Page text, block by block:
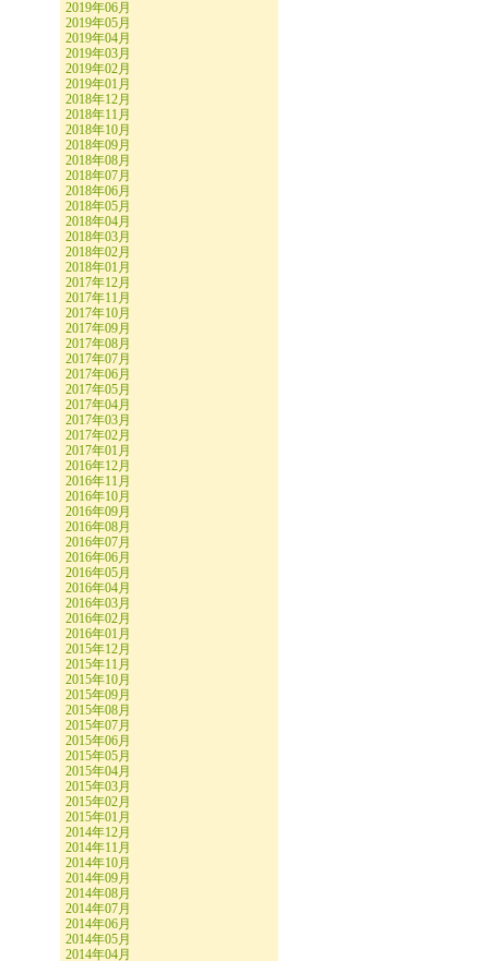
2019年06月
2019年05月
2019年04月
2019年03月
2019年02月
2019年01月
2018年12月
2018年11月
2018年10月
2018年09月
2018年08月
2018年07月
2018年06月
2018年05月
2018年04月
2018年03月
2018年02月
2018年01月
2017年12月
2017年11月
2017年10月
2017年09月
2017年08月
2017年07月
2017年06月
2017年05月
2017年04月
2017年03月
2017年02月
2017年01月
2016年12月
2016年11月
2016年10月
2016年09月
2016年08月
2016年07月
2016年06月
2016年05月
2016年04月
2016年03月
2016年02月
2016年01月
2015年12月
2015年11月
2015年10月
2015年09月
2015年08月
2015年07月
2015年06月
2015年05月
2015年04月
2015年03月
2015年02月
2015年01月
2014年12月
2014年11月
2014年10月
2014年09月
2014年08月
2014年07月
2014年06月
2014年05月
2014年04月